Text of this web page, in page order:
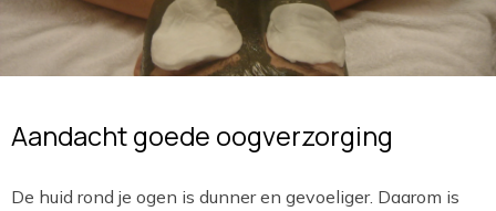
Aandacht goede oogverzorging
De huid rond je ogen is dunner en gevoeliger. Daarom is